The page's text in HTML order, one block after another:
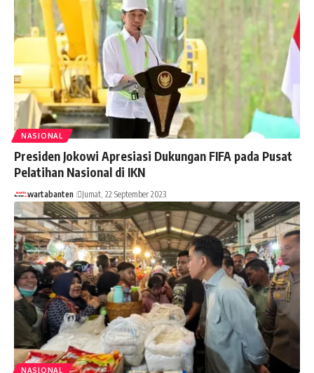
NASIONAL
Presiden Jokowi Apresiasi Dukungan FIFA pada Pusat
Pelatihan Nasional di IKN
wartabanten Jumat, 22 September 2023
NASIONAL